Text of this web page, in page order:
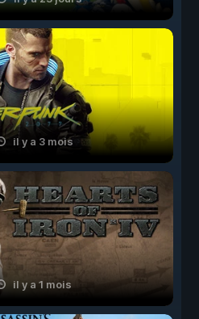
il y a 3 mois
il y a 1 mois